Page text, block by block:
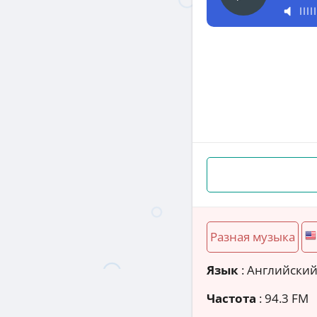
Разная музыка
Язык : Английский
Частота : 94.3 FM